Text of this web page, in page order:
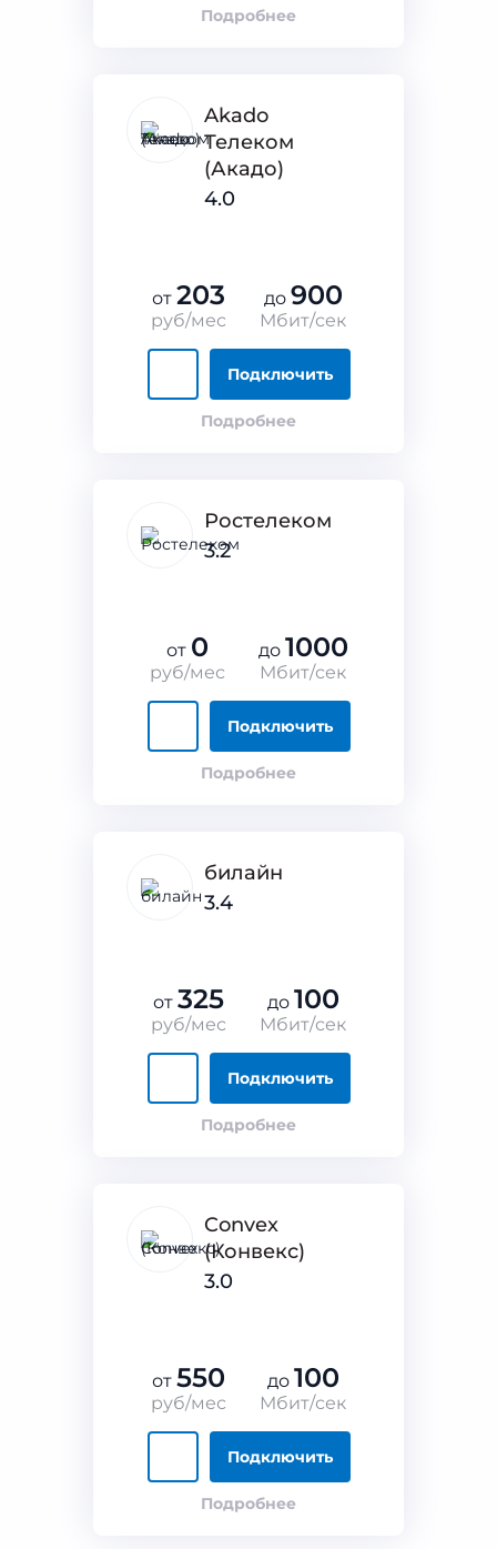
Подробнее
Akado
Телеком
(Акадо)
4.0
от 203
руб/мес
до 900
Мбит/сек
Подключить
Подробнее
Ростелеком
3.2
от 0
руб/мес
до 1000
Мбит/сек
Подключить
Подробнее
билайн
3.4
от 325
руб/мес
до 100
Мбит/сек
Подключить
Подробнее
Convex
(Конвекс)
3.0
от 550
руб/мес
до 100
Мбит/сек
Подключить
Подробнее